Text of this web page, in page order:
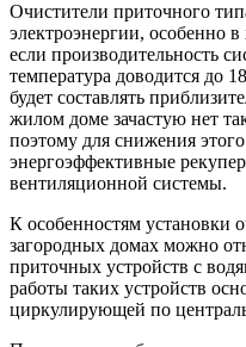
Очистители приточного
электроэнергии, особенно
если производительность
температура доводится до
будет составлять
жилом доме зачастую нет
поэтому для снижения
энергоэффективные
вентиляционной системы.
К особенностям установки
загородных домах можно
приточных устройств с
работы таких устройств
циркулирующей по